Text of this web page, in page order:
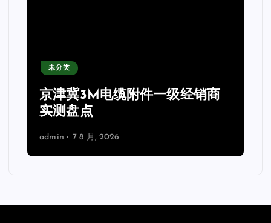
未分类
京津冀3M电缆附件一级经销商
实测盘点
admin 7 8 月, 2026